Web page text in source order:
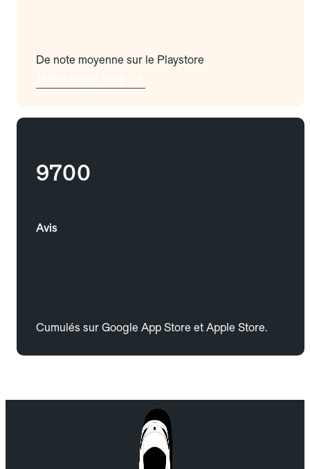
De note moyenne sur le Playstore
9700
Avis
Cumulés sur Google App Store et Apple Store.